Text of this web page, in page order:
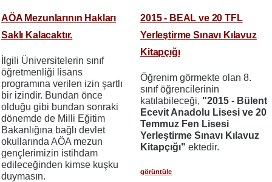
AÖA Mezunlarının Hakları
Saklı Kalacaktır.
İlgili Üniversitelerin sınıf
öğretmenliği lisans
programına verilen izin şartlı
bir izindir. Bundan önce
olduğu gibi bundan sonraki
dönemde de Milli Eğitim
Bakanlığına bağlı devlet
okullarında AÖA mezun
gençlerimizin istihdam
edileceğinden kimse kuşku
duymasın.
2015 - BEAL ve 20 TFL
Yerleştirme Sınavı Kılavuz
Kitapçığı
Öğrenim görmekte olan 8.
sınıf öğrencilerinin
katılabileceği, "2015 - Bülent
Ecevit Anadolu Lisesi ve 20
Temmuz Fen Lisesi
Yerleştirme Sınavı Kılavuz
Kitapçığı" ektedir.
görüntüle